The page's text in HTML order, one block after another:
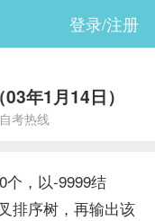
登录/注册
年1月14日）
考热线
，以-9999结
排序树，再输出该